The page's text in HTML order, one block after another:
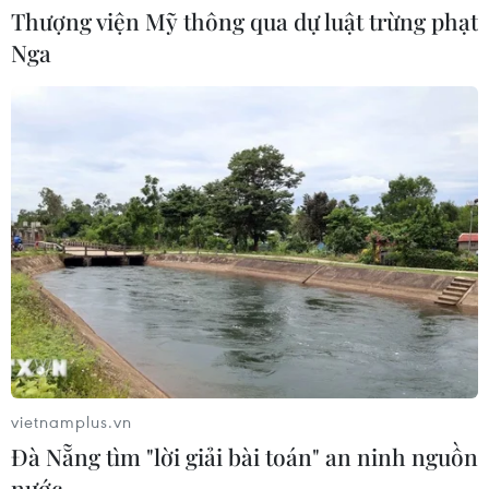
Xem thêm
CƠ QUAN CHỦ QUẢN: THÔNG TẤN XÃ VIỆT NAM
Tổng Biên tập: TRẦN TIẾN DUẨN
Phó Tổng Biên tập: NGUYỄN THỊ TÁM, KHÚC THANH
THỦY
Sở hữu trí tuệ
Quy định sử dụng
RSS
Ngôn ngữ
TTXVN
Thượng viện Mỹ thông qua dự luật trừng phạt
Nga
vietnamplus.vn
Đà Nẵng tìm "lời giải bài toán" an ninh nguồn